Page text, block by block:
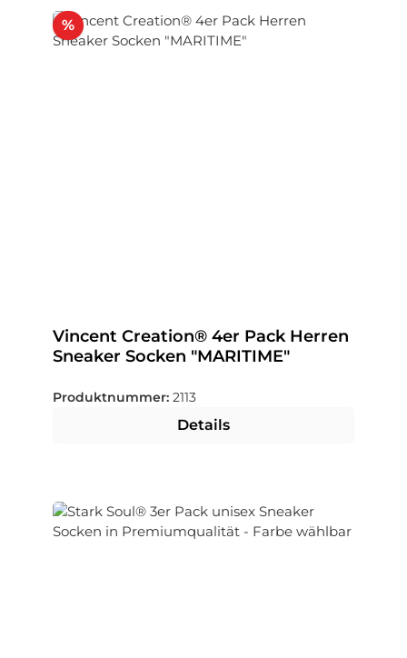
%Rabatt
Vincent Creation® 4er Pack Herren
Sneaker Socken "MARITIME"
Produktnummer: 2113
Details